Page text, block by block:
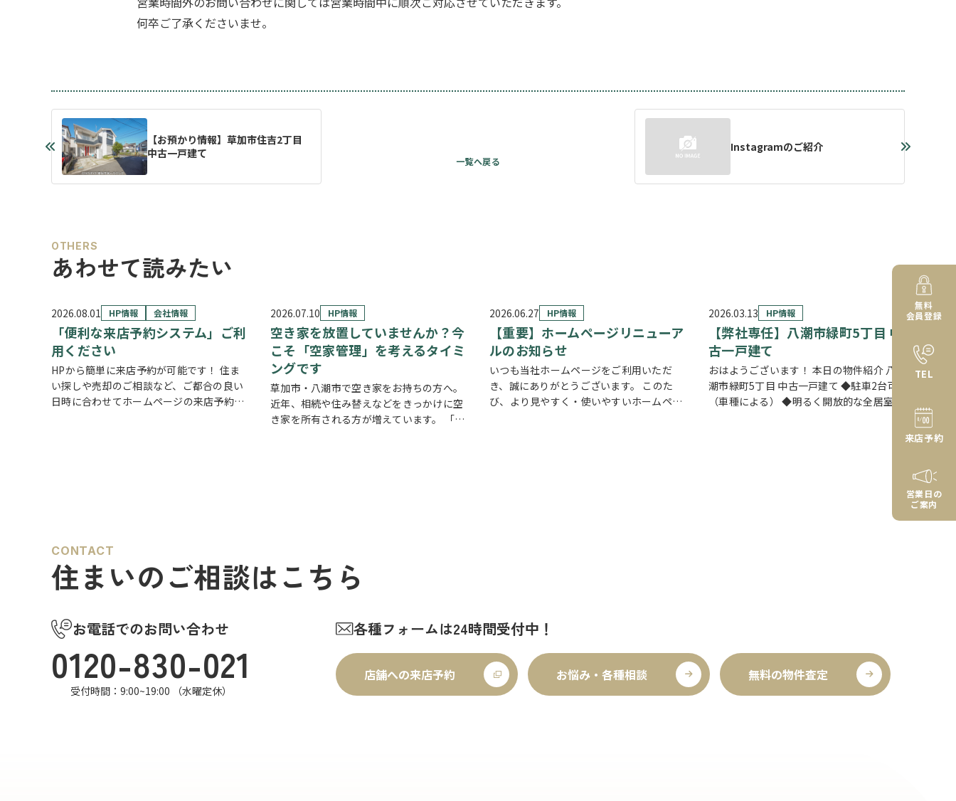
何卒ご了承くださいませ。
【お預かり情報】草加市住吉2丁目
中古一戸建て
Instagramのご紹介
OTHERS
あわせて読みたい
2026.08.01 HP情報 会社情報
「便利な来店予約システム」ご利
用ください
HPから簡単に来店予約が可能です！ 住ま
い探しや売却のご相談など、ご都合の良い
日時に合わせてホームページの来店予約ボ
2026.07.10 HP情報
空き家を放置していませんか？今
こそ「空家管理」を考えるタイミ
ングです
草加市・八潮市で空き家をお持ちの方へ。
近年、相続や住み替えなどをきっかけに空
き家を所有される方が増えています。 「相
2026.06.27 HP情報
【重要】ホームページリニューア
ルのお知らせ
いつも当社ホームページをご利用いただ
き、誠にありがとうございます。 このた
び、より見やすく・使いやすいホームペー
2026.03.13 HP情報
【弊社専任】八潮市緑町5丁目 中
古一戸建て
おはようございます！ 本日の物件紹介 八
潮市緑町5丁目 中古一戸建て ◆駐車2台可
（車種による） ◆明るく開放的な全居室南
CONTACT
住まいのご相談はこちら
お電話でのお問い合わせ
0120-830-021
受付時間：9:00~19:00 （水曜定休）
各種フォームは24時間受付中！
店舗への来店予約 お悩み・各種相談 無料の物件査定
無料
会員登録
TEL
来店予約
営業日の
ご案内